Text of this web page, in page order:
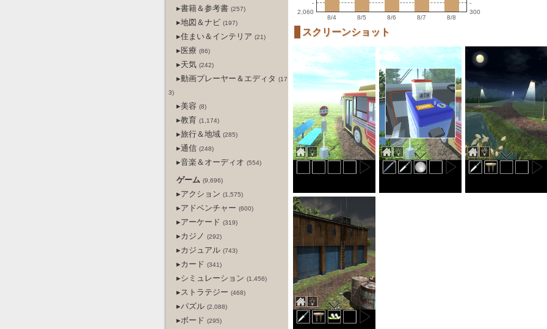
▸書籍＆参考書 (257)
▸地図＆ナビ (197)
▸住まい＆インテリア (21)
▸医療 (86)
▸天気 (242)
▸動画プレーヤー＆エディタ (17
3)
▸美容 (8)
▸教育 (1,174)
▸旅行＆地域 (285)
▸通信 (248)
▸音楽＆オーディオ (554)
ゲーム (9,696)
▸アクション (1,575)
▸アドベンチャー (600)
▸アーケード (319)
▸カジノ (292)
▸カジュアル (743)
▸カード (341)
▸シミュレーション (1,456)
▸ストラテジー (468)
▸パズル (2,088)
▸ボード (295)
-
2,060
8/4 8/5 8/6 8/7 8/8
-
300
スクリーンショット